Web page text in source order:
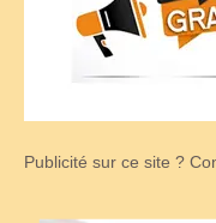
Publicité sur ce site ?